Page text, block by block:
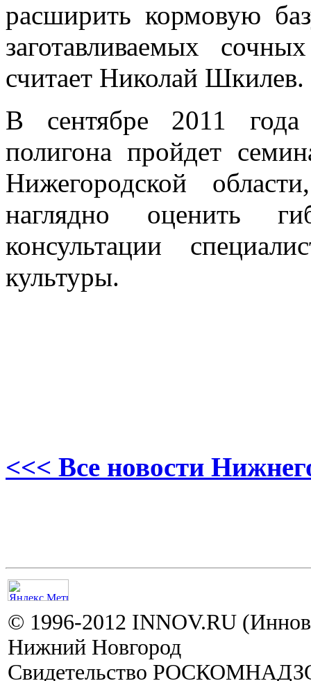
расширить кормовую
заготавливаемых
считает Николай Шкилев.
В сентябре 2011 года
полигона пройдет
Нижегородской
наглядно оценить
консультации
культуры.
<<< Все новости
© 1996-2012 INNOV.RU
Нижний Новгород
Свидетельство